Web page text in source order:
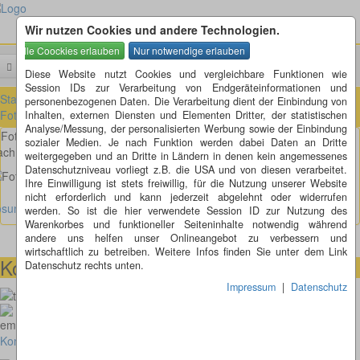
Wir nutzen Cookies und andere Technologien.
Diese Website nutzt Cookies und vergleichbare Funktionen wie
Session IDs zur Verarbeitung von Endgeräteinformationen und
personenbezogenen Daten. Die Verarbeitung dient der Einbindung von
Inhalten, externen Diensten und Elementen Dritter, der statistischen
Analyse/Messung, der personalisierten Werbung sowie der Einbindung
sozialer Medien. Je nach Funktion werden dabei Daten an Dritte
weitergegeben und an Dritte in Ländern in denen kein angemessenes
Datenschutzniveau vorliegt z.B. die USA und von diesen verarbeitet.
Ihre Einwilligung ist stets freiwillig, für die Nutzung unserer Website
nicht erforderlich und kann jederzeit abgelehnt oder widerrufen
werden. So ist die hier verwendete Session ID zur Nutzung des
Warenkorbes und funktioneller Seiteninhalte notwendig während
andere uns helfen unser Onlineangebot zu verbessern und
wirtschaftlich zu betreiben. Weitere Infos finden Sie unter dem Link
Datenschutz rechts unten.
Impressum | Datenschutz
Startseite » Fotorätsel » Fotorätsel 1 bis 100 » Fotorätsel 11 bis 20 »
Fotorätsel 16
Fotorätsel 16
was sieht das denn aus?
anzeigen
Kontaktmöglichkeiten
Kontakt